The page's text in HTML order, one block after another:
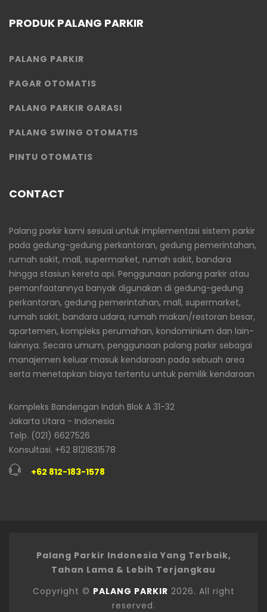
PRODUK PALANG PARKIR
PALANG PARKIR
PAGAR OTOMATIS
PALANG PARKIR GARASI
PALANG SWING OTOMATIS
PINTU OTOMATIS
CONTACT
Palang parkir kami sesuai untuk implementasi sistem parkir
pada gedung-gedung perkantoran, gedung pemerintahan,
rumah sakit, mall, supermarket, rumah sakit, bandara
hingga stasiun kereta api. Penggunaan palang parkir atau
pemanfaatannya banyak digunakan di gedung-gedung
perkantoran, gedung pemerintahan, mall, supermarket,
rumah sakit, bandara udara, rumah makan/restoran besar,
apartemen, kompleks perumahan, kondominium dan lain-
lainnya. Secara umum, penggunaan palang parkir sebagai
manajemen keluar masuk kendaraan pada sebuah area
serta menetapkan biaya tertentu untuk pemilik kendaraan
Kompleks Bandengan Indah Blok A 31-32
Jakarta Utara - Indonesia
Telp. (021) 6627526
Konsultasi. +62 8121831578
+62 812-183-1578
Palang Parkir Indonesia Yang Terbaik,
Tahan Lama & Lebih Terjangkau
Copyright © PALANG PARKIR 2026. All right
reserved.